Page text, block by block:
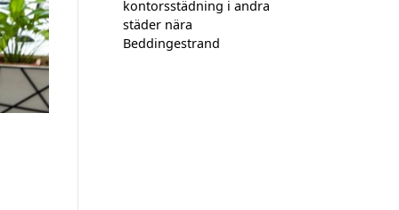
kontorsstädning i andra
städer nära
Beddingestrand